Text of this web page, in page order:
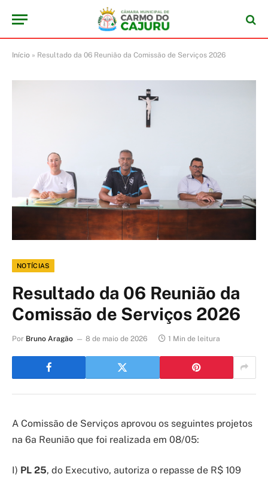
Início » Resultado da 06 Reunião da Comissão de Serviços 2026
NOTÍCIAS
Resultado da 06 Reunião da
Comissão de Serviços 2026
Por Bruno Aragão 8 de maio de 2026 1 Min de leitura
A Comissão de Serviços aprovou os seguintes projetos
na 6a Reunião que foi realizada em 08/05:
I) PL 25, do Executivo, autoriza o repasse de R$ 109